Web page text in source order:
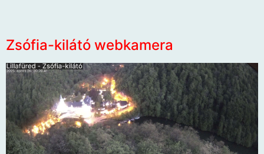
Zsófia-kilátó webkamera